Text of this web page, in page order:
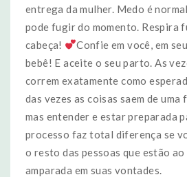
entrega da mulher. Medo é
pode fugir do momento. Respira
cabeça!
Confie em você, em
bebê! E aceite o seu parto. As
correm exatamente como
das vezes as coisas saem de
mas entender e estar preparada
processo faz total diferença se
o resto das pessoas que estão
amparada em suas vontades.⠀